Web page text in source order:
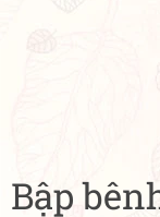
Bập